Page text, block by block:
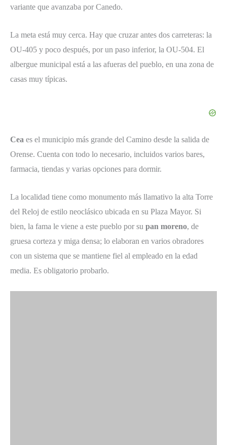
variante que avanzaba por Canedo.
La meta está muy cerca. Hay que cruzar antes dos carreteras: la
OU-405 y poco después, por un paso inferior, la OU-504. El
albergue municipal está a las afueras del pueblo, en una zona de
casas muy típicas.
Cea es el municipio más grande del Camino desde la salida de
Orense. Cuenta con todo lo necesario, incluidos varios bares,
farmacia, tiendas y varias opciones para dormir.
La localidad tiene como monumento más llamativo la alta Torre
del Reloj de estilo neoclásico ubicada en su Plaza Mayor. Si
bien, la fama le viene a este pueblo por su pan moreno, de
gruesa corteza y miga densa; lo elaboran en varios obradores
con un sistema que se mantiene fiel al empleado en la edad
media. Es obligatorio probarlo.